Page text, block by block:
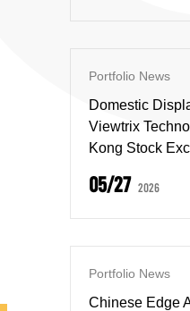
Portfolio News
Domestic
Viewtrix
Kong Stock
05/27 2026
Portfolio News
Chinese Edge